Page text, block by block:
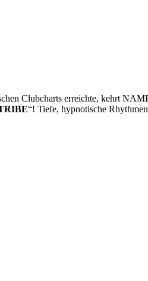
Clubcharts erreichte, kehrt
“! Tiefe, hypnotische